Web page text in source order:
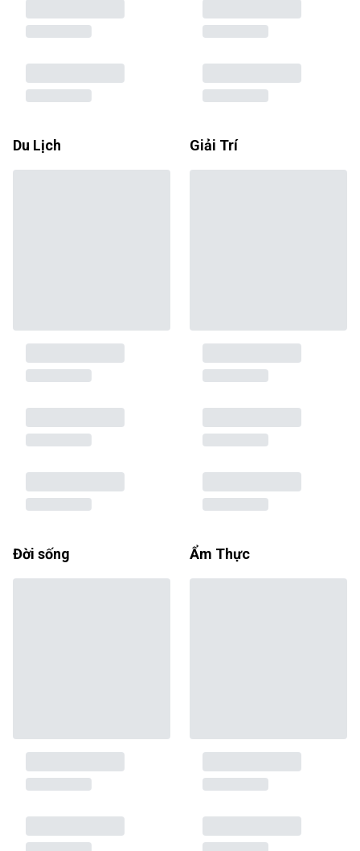
Du Lịch Giải Trí
Đời sống Ẩm Thực